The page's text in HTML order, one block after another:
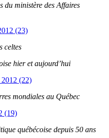
du ministère des Affaires
(23)
celtes
hier et aujourd’hui
(22)
mondiales au Québec
(19)
québécoise depuis 50 ans